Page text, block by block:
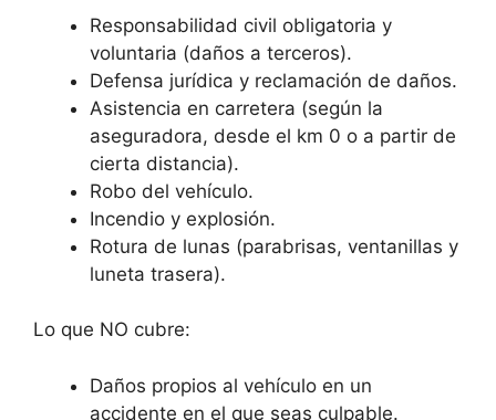
Responsabilidad civil obligatoria y
voluntaria (daños a terceros).
Defensa jurídica y reclamación de daños.
Asistencia en carretera (según la
aseguradora, desde el km 0 o a partir de
cierta distancia).
Robo del vehículo.
Incendio y explosión.
Rotura de lunas (parabrisas, ventanillas y
luneta trasera).
Lo que NO cubre:
Daños propios al vehículo en un
accidente en el que seas culpable.